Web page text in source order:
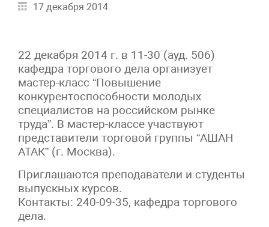
17 декабря 2014
22 декабря 2014 г. в 11-30 (ауд. 506)
кафедра торгового дела организует
мастер-класс “Повышение
конкурентоспособности молодых
специалистов на российском рынке
труда”. В мастер-классе участвуют
представители торговой группы “АШАН
АТАК” (г. Москва).
Приглашаются преподаватели и студенты
выпускных курсов.
Контакты: 240-09-35, кафедра торгового
дела.